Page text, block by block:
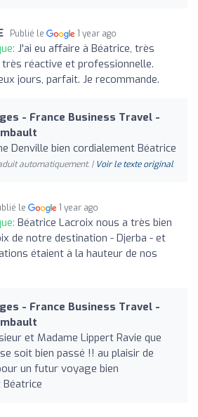
Publié le 1 year ago
J'ai eu affaire à Béatrice, très
très réactive et professionnelle.
jours, parfait. Je recommande.
- France Business Travel -
Denville bien cordialement Béatrice
automatiquement. | Voir le texte original
le 1 year ago
Béatrice Lacroix nous a très bien
de notre destination - Djerba - et
étaient à la hauteur de nos
- France Business Travel -
et Madame Lippert Ravie que
soit bien passé !! au plaisir de
un futur voyage bien